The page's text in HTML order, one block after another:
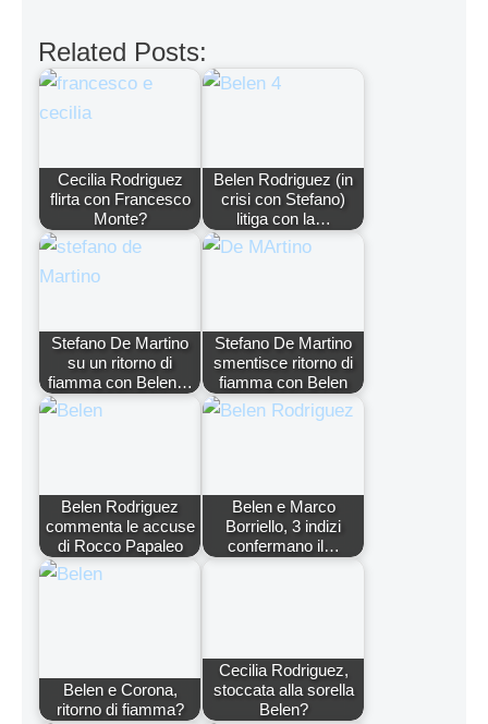
Related Posts:
Cecilia Rodriguez
flirta con Francesco
Monte?
Belen Rodriguez (in
crisi con Stefano)
litiga con la…
Stefano De Martino
su un ritorno di
fiamma con Belen…
Stefano De Martino
smentisce ritorno di
fiamma con Belen
Belen Rodriguez
commenta le accuse
di Rocco Papaleo
Belen e Marco
Borriello, 3 indizi
confermano il…
Belen e Corona,
ritorno di fiamma?
Cecilia Rodriguez,
stoccata alla sorella
Belen?